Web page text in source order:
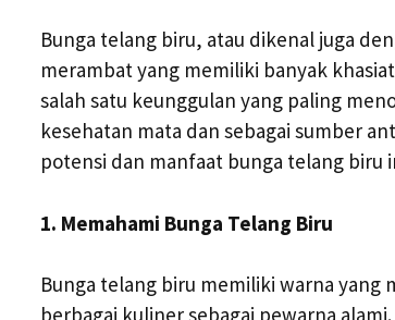
Bunga telang biru, atau dikenal juga
merambat yang memiliki banyak
salah satu keunggulan yang paling
kesehatan mata dan sebagai sumber
potensi dan manfaat bunga telang biru
1. Memahami Bunga Telang Biru
Bunga telang biru memiliki warna
berbagai kuliner sebagai pewarna